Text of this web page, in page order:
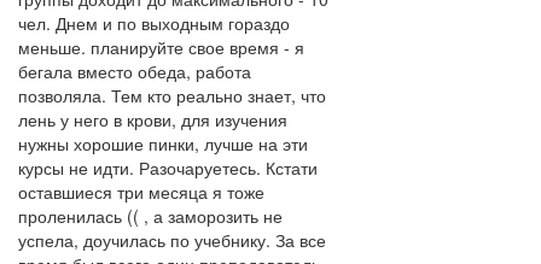
чел. Днем и по выходным гораздо
меньше. планируйте свое время - я
бегала вместо обеда, работа
позволяла. Тем кто реально знает, что
лень у него в крови, для изучения
нужны хорошие пинки, лучше на эти
курсы не идти. Разочаруетесь. Кстати
оставшиеся три месяца я тоже
проленилась (( , а заморозить не
успела, доучилась по учебнику. За все